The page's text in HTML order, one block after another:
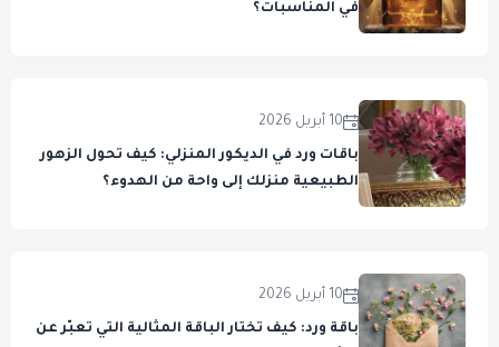
في المناسبات؟
10 أبريل 2026
باقات ورد في الديكور المنزلي: كيف تحول الزهور
الطبيعية منزلك إلى واحة من الهدوء؟
10 أبريل 2026
باقة ورد: كيف تختار الباقة المثالية التي تعبّر عن